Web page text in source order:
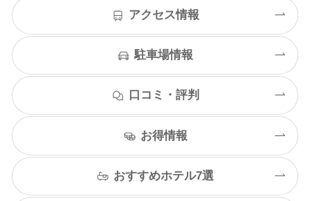
アクセス情報
駐車場情報
口コミ・評判
お得情報
おすすめホテル7選